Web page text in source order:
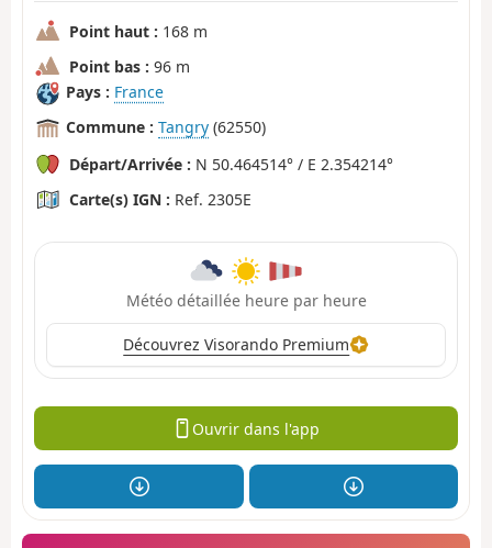
Point haut : 168 m
Point bas : 96 m
Pays : France
Commune : Tangry (62550)
Départ/Arrivée : N 50.464514° / E 2.354214°
Carte(s) IGN : Ref. 2305E
Météo détaillée heure par heure
Découvrez Visorando Premium
Ouvrir dans l'app